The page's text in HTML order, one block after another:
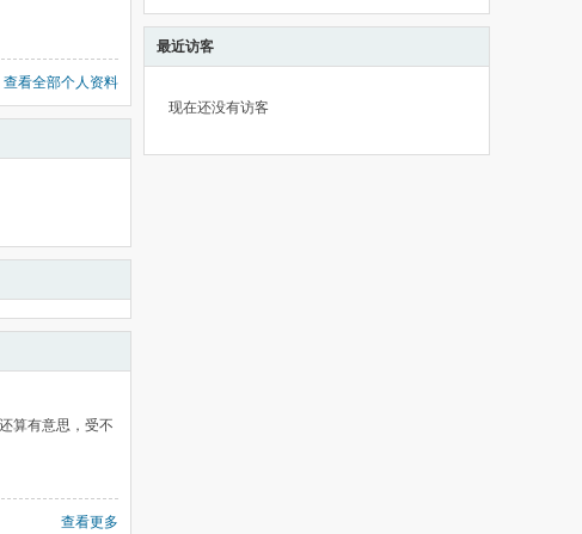
查看全部个人资料
算有意思，受不
查看更多
最近访客
现在还没有访客